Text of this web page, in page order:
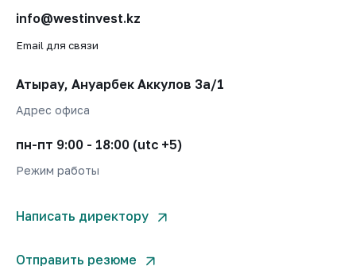
info@westinvest.kz
Email для связи
Атырау, Ануарбек Аккулов 3а/1
Адрес офиса
пн-пт 9:00 - 18:00 (utc +5)
Режим работы
Написать директору
Отправить резюме